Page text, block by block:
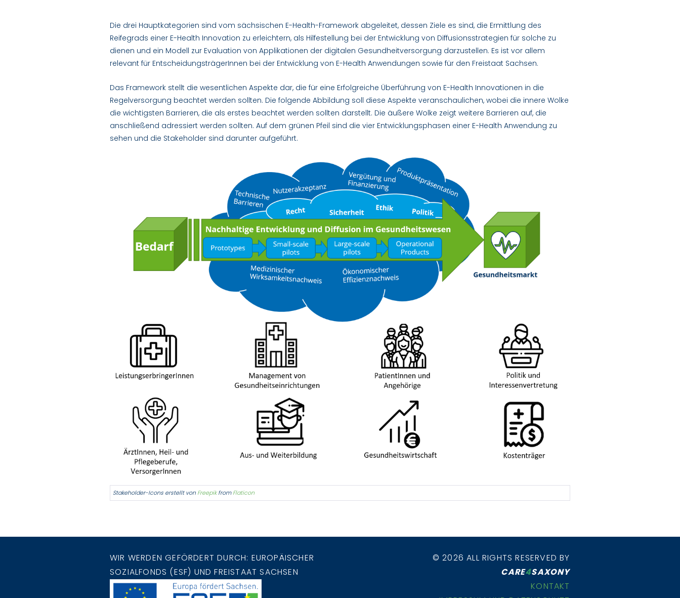
Die drei Hauptkategorien sind vom sächsischen E-Health-Framework abgeleitet, dessen Ziele es sind, die Ermittlung des
Reifegrads einer E-Health Innovation zu erleichtern, als Hilfestellung bei der Entwicklung von Diffusionsstrategien für solche zu
dienen und ein Modell zur Evaluation von Applikationen der digitalen Gesundheitversorgung darzustellen. Es ist vor allem
relevant für EntscheidungsträgerInnen bei der Entwicklung von E-Health Anwendungen sowie für den Freistaat Sachsen.
Das Framework stellt die wesentlichen Aspekte dar, die für eine Erfolgreiche Überführung von E-Health Innovationen in die
Regelversorgung beachtet werden sollten. Die folgende Abbildung soll diese Aspekte veranschaulichen, wobei die innere Wolke
die wichtigsten Barrieren, die als erstes beachtet werden sollten darstellt. Die äußere Wolke zeigt weitere Barrieren auf, die
anschließend adressiert werden sollten. Auf dem grünen Pfeil sind die vier Entwicklungsphasen einer E-Health Anwendung zu
sehen und die Stakeholder sind darunter aufgeführt.
Stakeholder-Icons erstellt von FreepikfromFlaticon
WIR WERDEN GEFÖRDERT DURCH: EUROPÄISCHER
SOZIALFONDS (ESF) UND FREISTAAT SACHSEN
© 2026 ALL RIGHTS RESERVED BY
CARE4SAXONY
KONTAKT